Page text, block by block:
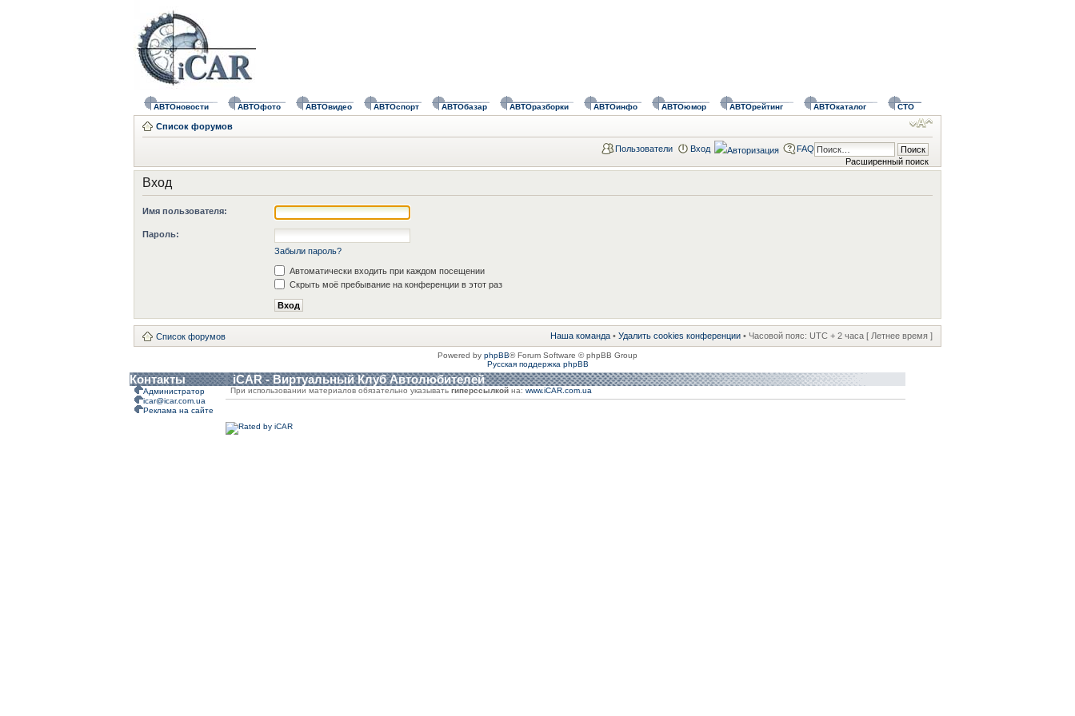
АВТОновости АВТОфото АВТОвидео АВТОспорт АВТОбазар АВТОразборки АВТОинфо АВТОюмор АВТОрейтинг АВТОкаталог СТО
Список форумов
Расширенный поиск
Пользователи Вход FAQ
Вход
Имя пользователя:
Пароль:
Забыли пароль?
Автоматически входить при каждом посещении
Скрыть моё пребывание на конференции в этот раз
Список форумов Наша команда • Удалить cookies конференции • Часовой пояс: UTC + 2 часа [ Летнее время ]
Powered by phpBB® Forum Software © phpBB Group
Русская поддержка phpBB
Контакты iCAR - Виртуальный Клуб Автолюбителей
Администратор
icar@icar.com.ua
Реклама на сайте
При использовании материалов обязательно указывать гиперссылкой на: www.iCAR.com.ua